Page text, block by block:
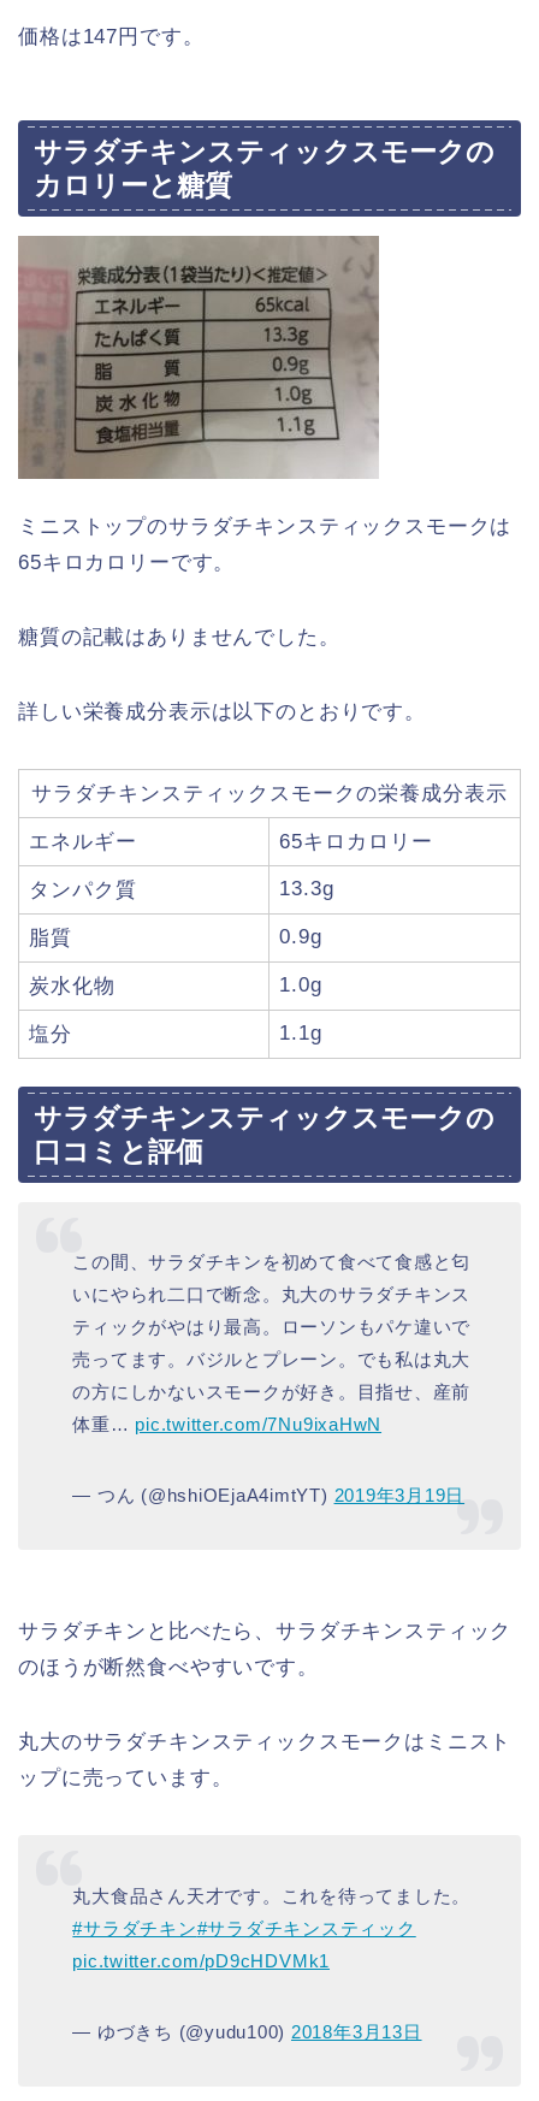
価格は147円です。
サラダチキンスティックスモークの
カロリーと糖質
ミニストップのサラダチキンスティックスモークは
65キロカロリーです。
糖質の記載はありませんでした。
詳しい栄養成分表示は以下のとおりです。
サラダチキンスティックスモークの栄養成分表示
エネルギー 65キロカロリー
タンパク質 13.3g
脂質 0.9g
炭水化物 1.0g
塩分 1.1g
サラダチキンスティックスモークの
口コミと評価
この間、サラダチキンを初めて食べて食感と匂
いにやられ二口で断念。丸大のサラダチキンス
ティックがやはり最高。ローソンもパケ違いで
売ってます。バジルとプレーン。でも私は丸大
の方にしかないスモークが好き。目指せ、産前
体重… pic.twitter.com/7Nu9ixaHwN
— つん (@hshiOEjaA4imtYT) 2019年3月19日
サラダチキンと比べたら、サラダチキンスティック
のほうが断然食べやすいです。
丸大のサラダチキンスティックスモークはミニスト
ップに売っています。
丸大食品さん天才です。これを待ってました。
#サラダチキン#サラダチキンスティック
pic.twitter.com/pD9cHDVMk1
— ゆづきち (@yudu100) 2018年3月13日